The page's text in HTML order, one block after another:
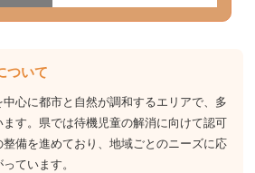
ついて
心に都市と自然が調和するエリアで、多
す。県では待機児童の解消に向けて認可
備を進めており、地域ごとのニーズに応
ています。